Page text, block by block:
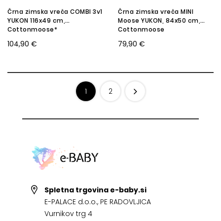
Črna zimska vreča COMBI 3v1
YUKON 116x49 cm,
Cottonmoose*
104,90 €
Črna zimska vreča MINI
Moose YUKON, 84x50 cm,
Cottonmoose
79,90 €
1 2
Spletna trgovina e-baby.si
E-PALACE d.o.o., PE RADOVLJICA
Vurnikov trg 4